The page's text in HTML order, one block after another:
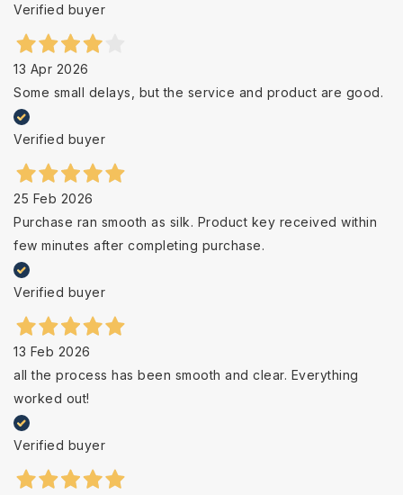
Verified buyer
13 Apr 2026
Some small delays, but the service and product are good.
Verified buyer
25 Feb 2026
Purchase ran smooth as silk. Product key received within
few minutes after completing purchase.
Verified buyer
13 Feb 2026
all the process has been smooth and clear. Everything
worked out!
Verified buyer